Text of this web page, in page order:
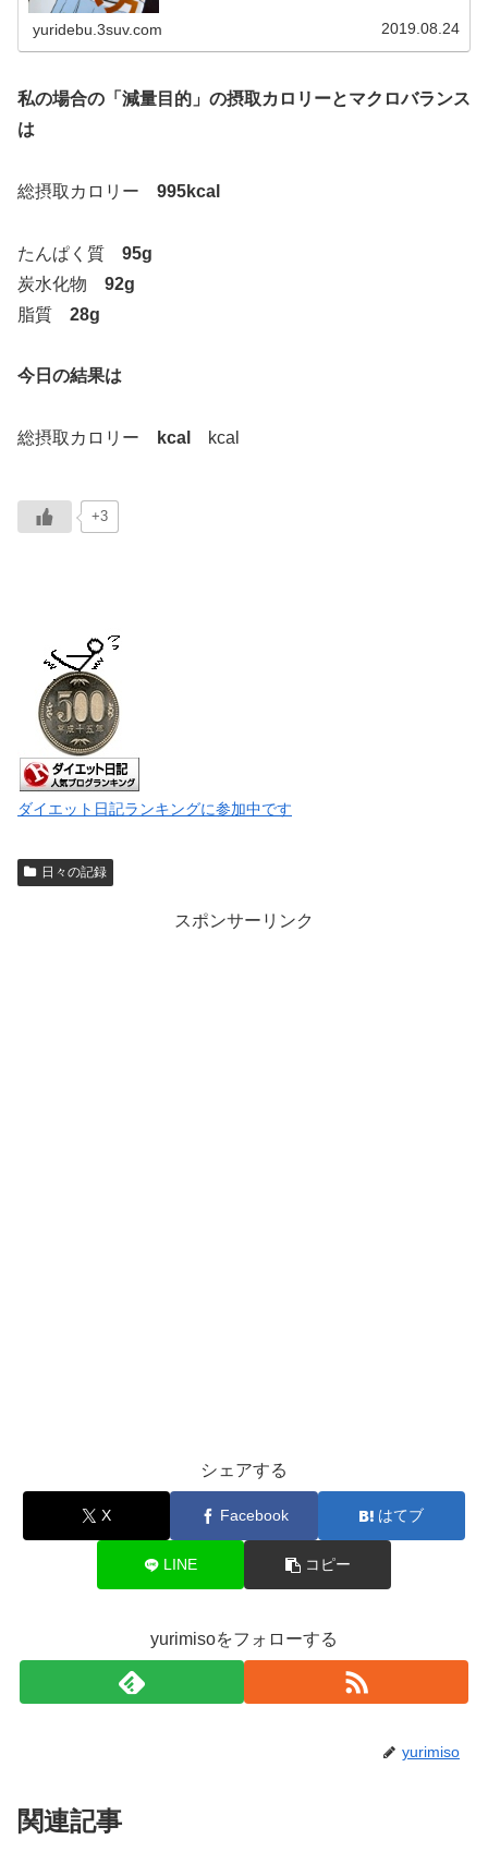
yuridebu.3suv.com 2019.08.24
私の場合の「減量目的」の摂取カロリーとマクロバランス
は
総摂取カロリー 995kcal
たんぱく質 95g
炭水化物 92g
脂質 28g
今日の結果は
総摂取カロリー kcal kcal
+3
ダイエット日記ランキングに参加中です
日々の記録
スポンサーリンク
シェアする
X Facebook はてブ
LINE コピー
yurimisoをフォローする
yurimiso
関連記事